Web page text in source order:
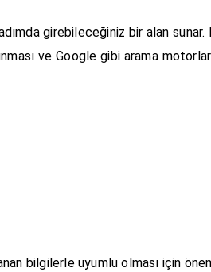
girebileceğiniz bir alan sunar.
ve Google gibi arama
bilgilerle uyumlu olması için